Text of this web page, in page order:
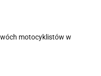
motocyklistów w